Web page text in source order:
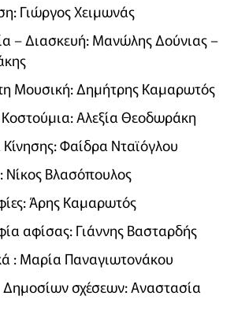
Γιώργος Χειμωνάς
– Διασκευή: Μανώλης Δούνιας –
Μουσική: Δημήτρης Καμαρωτός
Αλεξία Θεοδωράκη
Κίνησης: Φαίδρα Νταϊόγλου
Νίκος Βλασόπουλος
Άρης Καμαρωτός
αφίσας: Γιάννης Βασταρδής
: Μαρία Παναγιωτονάκου
σχέσεων: Αναστασία